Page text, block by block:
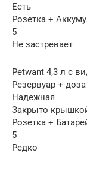
Есть
Розетка +
5
Не застревает
Petwant 4,3 л с
Резервуар +
Надежная
Закрыто
Розетка +
5
Редко